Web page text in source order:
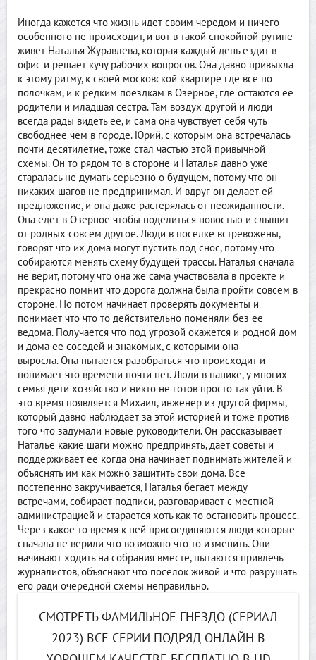
Иногда кажется что жизнь идет своим чередом и ничего
особенного не происходит, и вот в такой спокойной рутине
живет Наталья Журавлева, которая каждый день ездит в
офис и решает кучу рабочих вопросов. Она давно привыкла
к этому ритму, к своей московской квартире где все по
полочкам, и к редким поездкам в Озерное, где остаются ее
родители и младшая сестра. Там воздух другой и люди
всегда рады видеть ее, и сама она чувствует себя чуть
свободнее чем в городе. Юрий, с которым она встречалась
почти десятилетие, тоже стал частью этой привычной
схемы. Он то рядом то в стороне и Наталья давно уже
старалась не думать серьезно о будущем, потому что он
никаких шагов не предпринимал. И вдруг он делает ей
предложение, и она даже растерялась от неожиданности.
Она едет в Озерное чтобы поделиться новостью и слышит
от родных совсем другое. Люди в поселке встревожены,
говорят что их дома могут пустить под снос, потому что
собираются менять схему будущей трассы. Наталья сначала
не верит, потому что она же сама участвовала в проекте и
прекрасно помнит что дорога должна была пройти совсем в
стороне. Но потом начинает проверять документы и
понимает что что то действительно поменяли без ее
ведома. Получается что под угрозой окажется и родной дом
и дома ее соседей и знакомых, с которыми она
выросла. Она пытается разобраться что происходит и
понимает что времени почти нет. Люди в панике, у многих
семья дети хозяйство и никто не готов просто так уйти. В
это время появляется Михаил, инженер из другой фирмы,
который давно наблюдает за этой историей и тоже против
того что задумали новые руководители. Он рассказывает
Наталье какие шаги можно предпринять, дает советы и
поддерживает ее когда она начинает поднимать жителей и
объяснять им как можно защитить свои дома. Все
постепенно закручивается, Наталья бегает между
встречами, собирает подписи, разговаривает с местной
администрацией и старается хоть как то остановить процесс.
Через какое то время к ней присоединяются люди которые
сначала не верили что возможно что то изменить. Они
начинают ходить на собрания вместе, пытаются привлечь
журналистов, объясняют что поселок живой и что разрушать
его ради очередной схемы неправильно.
СМОТРЕТЬ ФАМИЛЬНОЕ ГНЕЗДО (СЕРИАЛ
2023) ВСЕ СЕРИИ ПОДРЯД ОНЛАЙН В